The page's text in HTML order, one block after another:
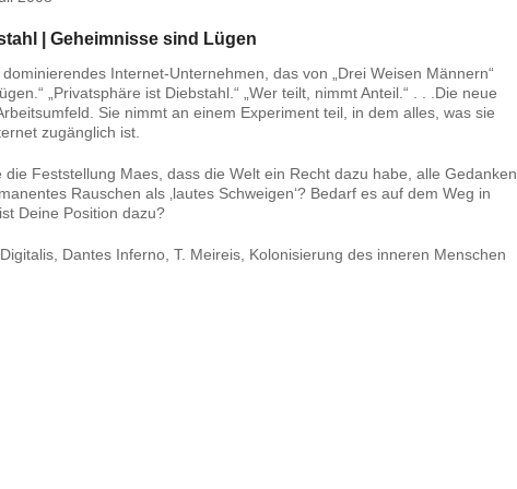
| Geheimnisse sind Lügen
Internet-Unternehmen, das von „Drei Weisen Männern“
„Privatsphäre ist Diebstahl.“ „Wer teilt, nimmt Anteil.“ . . .Die neue
Sie nimmt an einem Experiment teil, in dem alles, was sie
zugänglich ist.
Feststellung Maes, dass die Welt ein Recht dazu habe, alle Gedanken
Rauschen als ‚lautes Schweigen‘? Bedarf es auf dem Weg in
Deine Position dazu?
Dantes Inferno, T. Meireis, Kolonisierung des inneren Menschen